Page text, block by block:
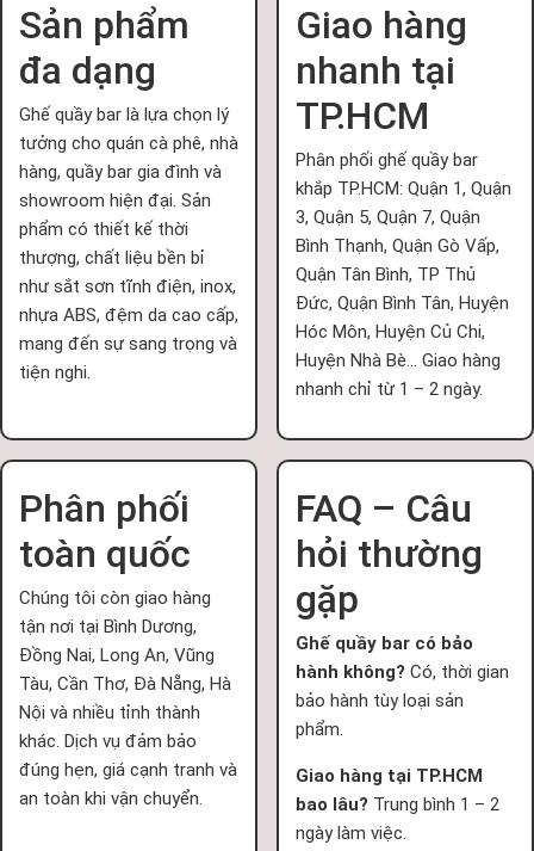
Sản phẩm
đa dạng
Ghế quầy bar là lựa chọn lý
tưởng cho quán cà phê, nhà
hàng, quầy bar gia đình và
showroom hiện đại. Sản
phẩm có thiết kế thời
thượng, chất liệu bền bỉ
như sắt sơn tĩnh điện, inox,
nhựa ABS, đệm da cao cấp,
mang đến sự sang trọng và
tiện nghi.
Giao hàng
nhanh tại
TP.HCM
Phân phối ghế quầy bar
khắp TP.HCM: Quận 1, Quận
3, Quận 5, Quận 7, Quận
Bình Thạnh, Quận Gò Vấp,
Quận Tân Bình, TP Thủ
Đức, Quận Bình Tân, Huyện
Hóc Môn, Huyện Củ Chi,
Huyện Nhà Bè... Giao hàng
nhanh chỉ từ 1 – 2 ngày.
Phân phối
toàn quốc
Chúng tôi còn giao hàng
tận nơi tại Bình Dương,
Đồng Nai, Long An, Vũng
Tàu, Cần Thơ, Đà Nẵng, Hà
Nội và nhiều tỉnh thành
khác. Dịch vụ đảm bảo
đúng hẹn, giá cạnh tranh và
an toàn khi vận chuyển.
FAQ – Câu
hỏi thường
gặp
Ghế quầy bar có bảo
hành không? Có, thời gian
bảo hành tùy loại sản
phẩm.
Giao hàng tại TP.HCM
bao lâu? Trung bình 1 – 2
ngày làm việc.